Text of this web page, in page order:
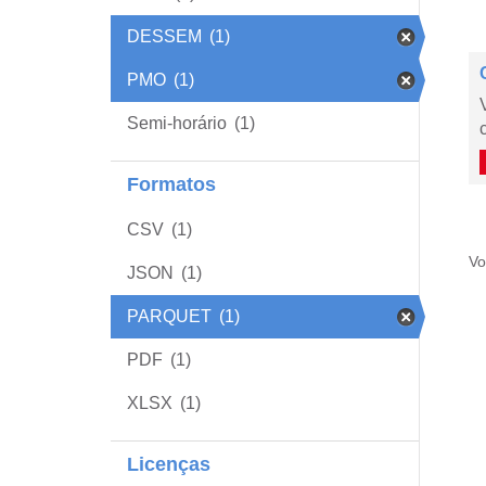
DESSEM (1)
PMO (1)
Semi-horário (1)
Formatos
CSV (1)
JSON (1)
PARQUET (1)
PDF (1)
XLSX (1)
Licenças